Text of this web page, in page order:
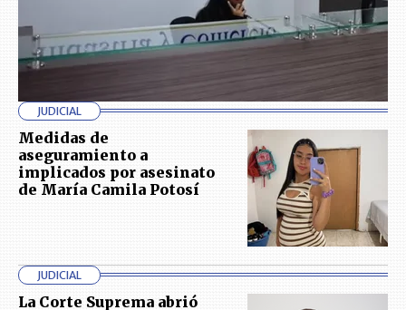
JUDICIAL
Medidas de
aseguramiento a
implicados por asesinato
de María Camila Potosí
JUDICIAL
La Corte Suprema abrió